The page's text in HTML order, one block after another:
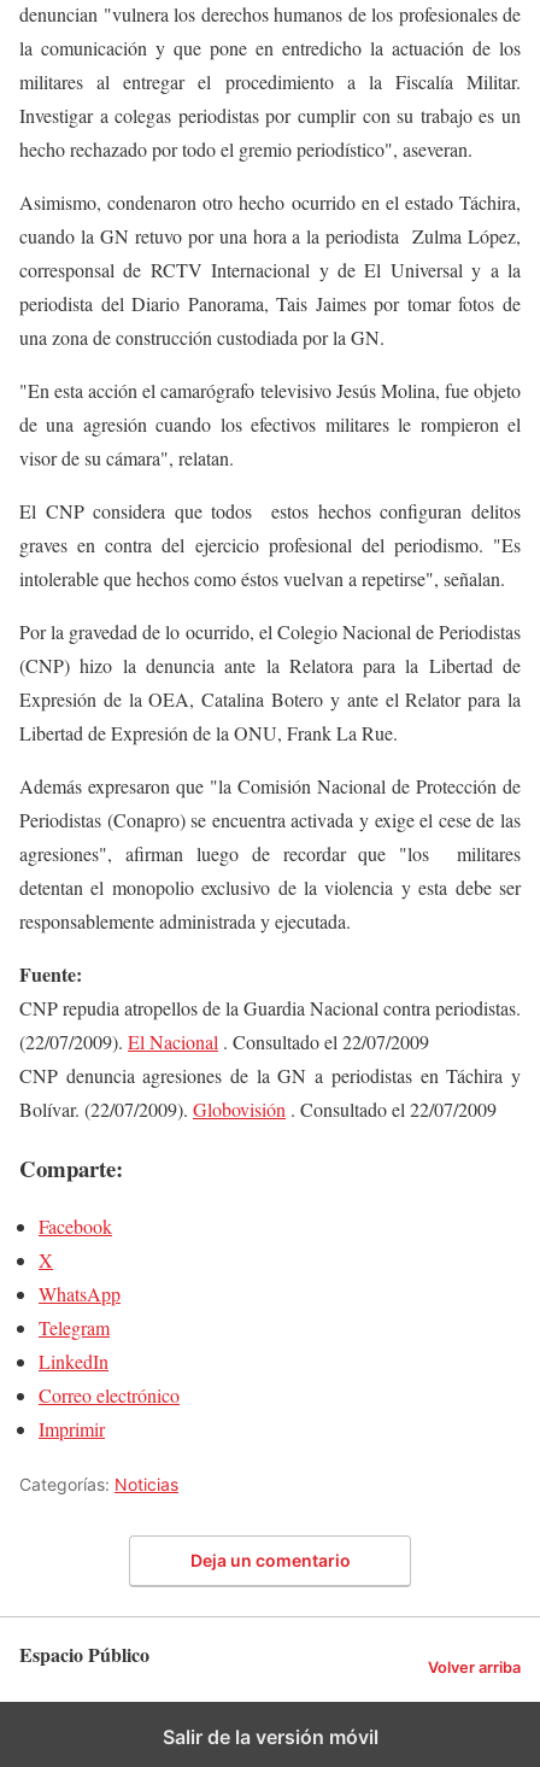
denuncian "vulnera los derechos humanos de los profesionales de
la comunicación y que pone en entredicho la actuación de los
militares al entregar el procedimiento a la Fiscalía Militar.
Investigar a colegas periodistas por cumplir con su trabajo es un
hecho rechazado por todo el gremio periodístico", aseveran.
Asimismo, condenaron otro hecho ocurrido en el estado Táchira,
cuando la GN retuvo por una hora a la periodista Zulma López,
corresponsal de RCTV Internacional y de El Universal y a la
periodista del Diario Panorama, Tais Jaimes por tomar fotos de
una zona de construcción custodiada por la GN.
"En esta acción el camarógrafo televisivo Jesús Molina, fue objeto
de una agresión cuando los efectivos militares le rompieron el
visor de su cámara", relatan.
El CNP considera que todos estos hechos configuran delitos
graves en contra del ejercicio profesional del periodismo. "Es
intolerable que hechos como éstos vuelvan a repetirse", señalan.
Por la gravedad de lo ocurrido, el Colegio Nacional de Periodistas
(CNP) hizo la denuncia ante la Relatora para la Libertad de
Expresión de la OEA, Catalina Botero y ante el Relator para la
Libertad de Expresión de la ONU, Frank La Rue.
Además expresaron que "la Comisión Nacional de Protección de
Periodistas (Conapro) se encuentra activada y exige el cese de las
agresiones", afirman luego de recordar que "los militares
detentan el monopolio exclusivo de la violencia y esta debe ser
responsablemente administrada y ejecutada.
Fuente:
CNP repudia atropellos de la Guardia Nacional contra periodistas.
(22/07/2009). El Nacional . Consultado el 22/07/2009
CNP denuncia agresiones de la GN a periodistas en Táchira y
Bolívar. (22/07/2009). Globovisión . Consultado el 22/07/2009
Comparte:
Facebook
X
WhatsApp
Telegram
LinkedIn
Correo electrónico
Imprimir
Categorías: Noticias
Deja un comentario
Espacio Público Volver arriba
Salir de la versión móvil